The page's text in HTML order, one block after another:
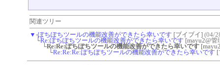
関連ツリー
▼ -ぽちぽちツールの機能改善ができたら幸いです [ブイブイ] (04/
└Re:ぽちぽちツールの機能改善ができたら幸いです [mayu2@
└Re:Re:ぽちぽちツールの機能改善ができたら幸いです
└Re:Re:Re:ぽちぽちツールの機能改善ができたら幸いです [